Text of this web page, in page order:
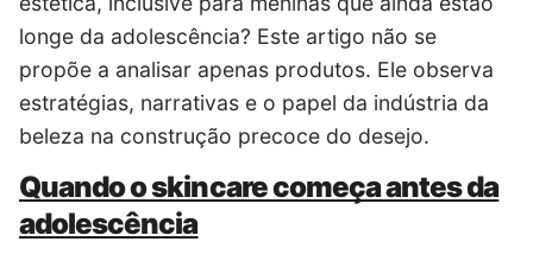
longe da adolescência? Este artigo não se
propõe a analisar apenas produtos. Ele observa
estratégias, narrativas e o papel da indústria da
beleza na construção precoce do desejo.
Quando o skincare começa antes da
adolescência